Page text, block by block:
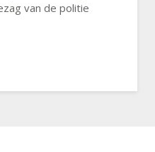
van de politie